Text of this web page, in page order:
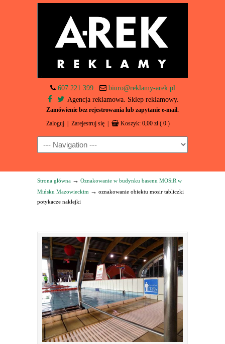
607 221 399
biuro@reklamy-arek.pl
Agencja reklamowa. Sklep reklamowy.
Zamówienie bez rejestrowania lub zapytanie e-mail.
Zaloguj Zarejestruj się Koszyk: 0,00 zł ( 0 )
Navigation
Strona główna → Oznakowanie w budynku basenu MOSiR w
Mińsku Mazowieckim → oznakowanie obiektu mosir tabliczki
potykacze naklejki